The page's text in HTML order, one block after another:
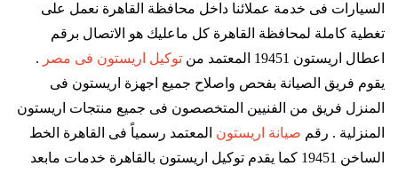
السيارات فى خدمة عملائنا داخل محافظة القاهرة نعمل على
تغطية كاملة لمحافظة القاهرة كل ماعليك هو الاتصال برقم
اعطال اريستون 19451 المعتمد من
توكيل اريستون فى مصر .
يقوم فريق الصيانة بفحص واصلاح جميع اجهزة اريستون فى
المنزل فريق من الفنيين المتخصصون فى جميع منتجات اريستون
المنزلية . رقم صيانة اريستون المعتمد رسمياً فى القاهرة الخط
الساخن 19451 كما يقدم توكيل اريستون بالقاهرة خدمات مابعد